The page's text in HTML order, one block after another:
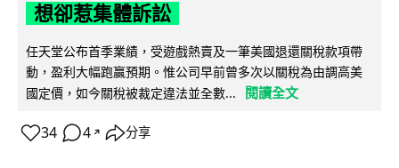
想卻惹集體訴訟
任天堂公布首季業績，受遊戲熱賣及一筆美國退還關稅款項帶
動，盈利大幅跑贏預期。惟公司早前曾多次以關稅為由調高美
國定價，如今關稅被裁定違法並全數...
閱讀全文
34 4 ↗ 分享